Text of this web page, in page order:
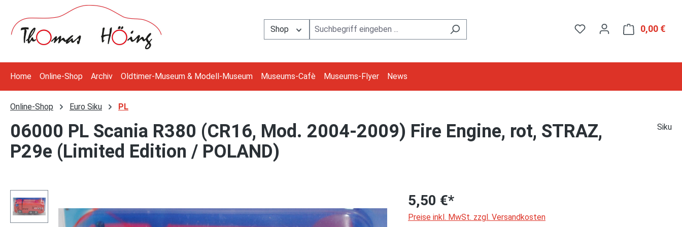
Hauptinhalt springen
Zur Suche springen
Zur Hauptnavigation springen
Shop
0,00 €
Home Online-Shop Archiv Oldtimer-Museum & Modell-Museum Museums-Cafè Museums-Flyer News
Online-Shop Euro Siku PL
06000 PL Scania R380 (CR16, Mod. 2004-2009) Fire Engine, rot, STRAZ,
P29e (Limited Edition / POLAND)
Siku
Bildergalerie überspringen 5,50 €*
Preise inkl. MwSt. zzgl. Versandkosten